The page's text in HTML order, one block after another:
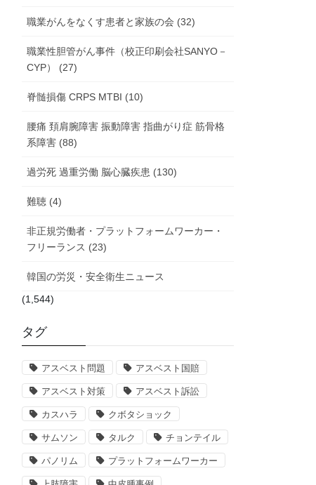
職業がんをなくす患者と家族の会 (32)
職業性胆管がん事件（校正印刷会社SANYO－
CYP） (27)
脊髄損傷 CRPS MTBI (10)
腰痛 頚肩腕障害 振動障害 指曲がり症 筋骨格
系障害 (88)
過労死 過重労働 脳心臓疾患 (130)
難聴 (4)
非正規労働者・プラットフォームワーカー・
フリーランス (23)
韓国の労災・安全衛生ニュース
(1,544)
タグ
アスベスト問題 アスベスト国賠
アスベスト対策 アスベスト訴訟
カスハラ クボタショック
サムソン タルク チョンテイル
パノリム プラットフォームワーカー